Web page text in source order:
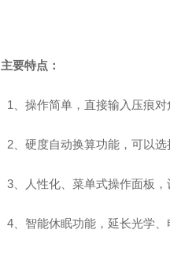
主要特点：
1 、操作简单，直接输入压痕
2、硬度自动换算功能，可以选
3、人性化、菜单式操作面板，
4、智能休眠功能，延长光学、